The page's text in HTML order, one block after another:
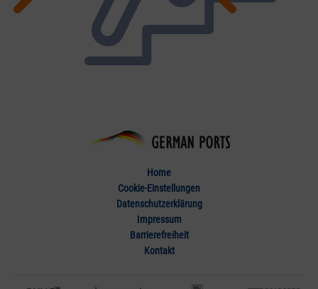
Home
Cookie-Einstellungen
Datenschutzerklärung
Impressum
Barrierefreiheit
Kontakt